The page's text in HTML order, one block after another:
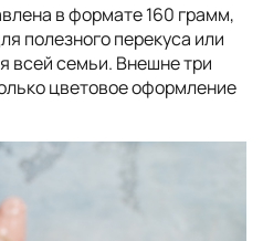
в формате 160 грамм,
полезного перекуса или
всей семьи. Внешне три
цветовое оформление